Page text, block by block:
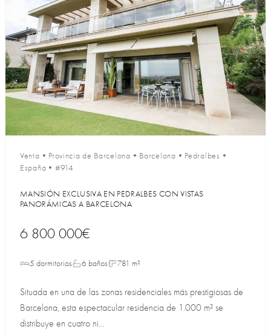
Venta • Provincia de Barcelona • Barcelona • Pedralbes •
España • #914
MANSIÓN EXCLUSIVA EN PEDRALBES CON VISTAS
PANORÁMICAS A BARCELONA
6 800 000€
5 dormitorios 6 baños 781 m²
Situada en una de las zonas residenciales más prestigiosas de
Barcelona, esta espectacular residencia de 1.000 m² se
distribuye en cuatro ni...